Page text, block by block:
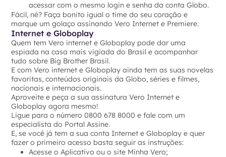
acessar com o mesmo login e senha da conta Globo.
Fácil, né? Faça bonito igual o time do seu coração e
marque um golaço assinando Vero Internet e Premiere.
Internet e Globoplay
Quem tem Vero internet e Globoplay pode dar uma
espiada na casa mais vigiada do Brasil e acompanhar
tudo sobre Big Brother Brasil.
E com Vero internet e Globoplay ainda tem as suas novelas
favoritas, conteúdos originais da Globo, séries e filmes,
nacionais e internacionais.
Aproveite e peça a sua assinatura Vero Internet e
Globoplay agora mesmo!
Ligue para o número 0800 678 8000 e fale com um
especialista do Portal Assine.
E, se você já tem a sua conta Internet e Globoplay e quer
fazer o primeiro acesso basta seguir as instruções:
Acesse o Aplicativo ou o site Minha Vero;